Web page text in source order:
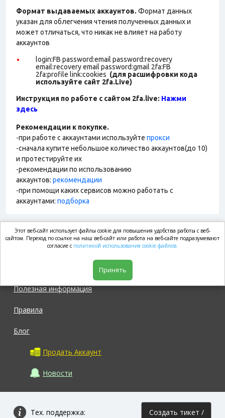
Формат выдаваемых аккаунтов. Формат данных
указан для облегчения чтения полученных данных и
может отличаться, что никак не влияет на работу
аккаунтов
login:FB password:email password:recovery
email:recovery email password:gmail 2fa:FB
2fa:profile link:cookies (для расшифровки кода
используйте сайт 2fa.Live)
Инструкция по работе с сайтом 2fa.live: Нажми
здесь
Рекомендации к покупке.
-при работе с аккаунтами используйте прокси
-сначала купите небольшое количество аккаунтов(до 10)
и протестируйте их
-рекомендации по использованию
аккаунтов: рекомендации
-при помощи каких сервисов можно работать с
аккаунтами: подборка
market.com
Полезная информация
Правила
Блог
Продать Аккаунт
Новости
Тех. поддержка: Создать тикет /
Этот веб-сайт использует файлы cookie для повышения удобства работы с веб-
сайтом. Переход по ссылке на наш веб-сайт или работа на веб-сайте подразумевают
согласие с политикой использования cookie файлов.
Принять